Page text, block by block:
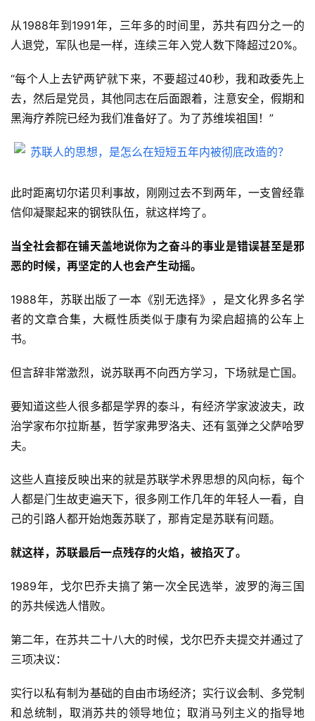
从1988年到1991年，三年多的时间里，苏共有四分之一的
人退党，军队也是一样，连续三年入党人数下降超过20%。
“每个人上去铲两铲就下来，不要超过40秒，我和政委先上
去，然后是党员，其他同志在后面跟着，注意安全，假期和
黑海疗养院已经为我们准备好了。为了苏维埃祖国！”
此时距离切尔诺贝利事故，刚刚过去不到两年，一支曾经靠
信仰凝聚起来的钢铁队伍，就这样垮了。
当全社会都在铺天盖地说你为之奋斗的事业是错误甚至是邪
恶的时候，再坚定的人也会产生动摇。
1988年，苏联出版了一本《别无选择》，是文化界多名学
者的文章合集，大概性质类似于康有为梁启超搞的公车上
书。
但言辞非常激烈，说苏联再不向西方学习，下场就是亡国。
要知道这些人很多都是学界的泰斗，有经济学家波波夫，政
治学家布尔拉斯基，哲学家弗罗洛夫、还有氢弹之父萨哈罗
夫。
这些人直接反映出来的就是苏联学术界思想的风向标，每个
人都是门生故吏遍天下，很多刚工作几年的年轻人一看，自
己的引路人都开始炮轰苏联了，那肯定是苏联有问题。
就这样，苏联最后一点残存的火焰，被掐灭了。
1989年，戈尔巴乔夫搞了第一次全民选举，波罗的海三国
的苏共候选人惜败。
第二年，在苏共二十八大的时候，戈尔巴乔夫提交并通过了
三项决议：
实行以私有制为基础的自由市场经济；实行议会制、多党制
和总统制，取消苏共的领导地位；取消马列主义的指导地